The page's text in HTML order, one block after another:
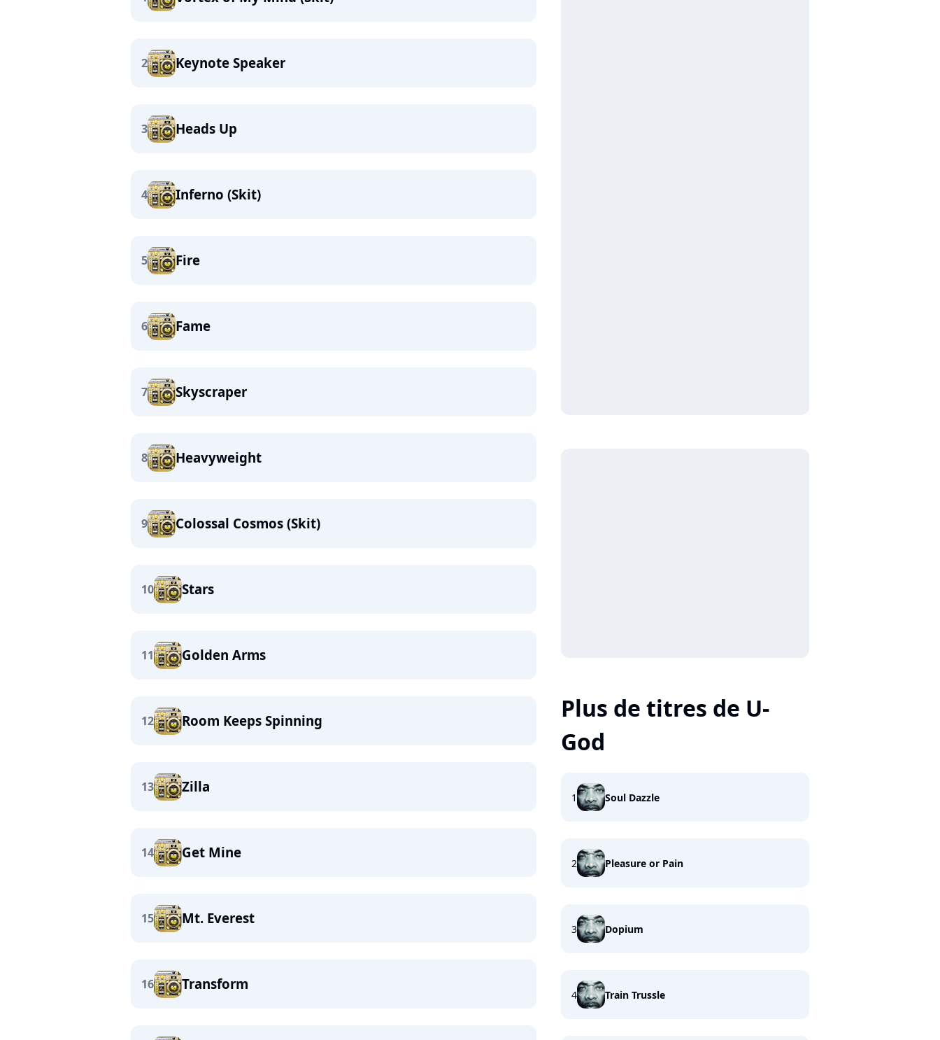
2 Keynote Speaker
3 Heads Up
4 Inferno (Skit)
5 Fire
6 Fame
7 Skyscraper
8 Heavyweight
9 Colossal Cosmos (Skit)
10 Stars
11 Golden Arms
12 Room Keeps Spinning
13 Zilla
14 Get Mine
15 Mt. Everest
16 Transform
Plus de titres de U-
God
1 Soul Dazzle
2 Pleasure or Pain
3 Dopium
4 Train Trussle